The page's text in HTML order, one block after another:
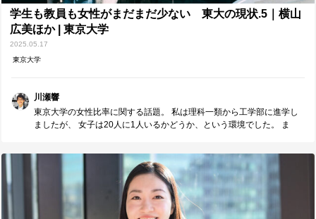
学生も教員も女性がまだまだ少ない 東大の現状.5｜横山
広美ほか | 東京大学
2025.05.17
東京大学
川瀬響
東京大学の女性比率に関する話題。 私は理科一類から工学部に進学し
ましたが、 女子は20人に1人いるかどうか、という環境でした。 ま
明らかな差別は、当然積極的に是正していくべきだと思います。 しか
し、そういった目に見える障壁は自覚しやすい分、対策も講じやす
い。 本当に怖いのは、自らの経験だけをもとにした「思い込み」によ
る何気ない発言・行動が、 他人の人生を大きく左右することに繋がっ
ているのかもしれない、ということ。 そして、それがジェンダー不平